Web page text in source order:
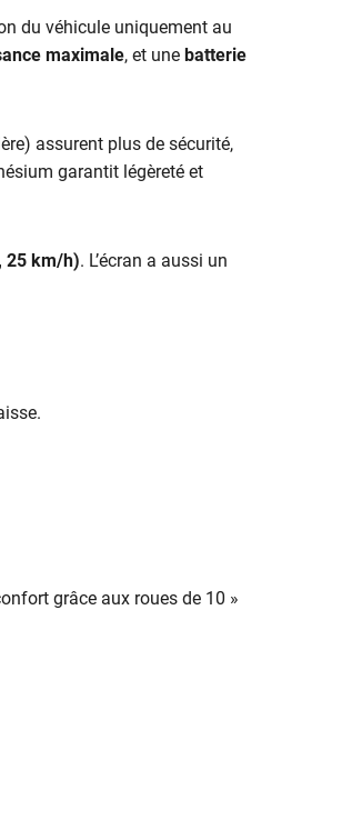
du véhicule uniquement au
maximale, et une batterie
assurent plus de sécurité,
garantit légèreté et
25 km/h). L’écran a aussi un
grâce aux roues de 10 »